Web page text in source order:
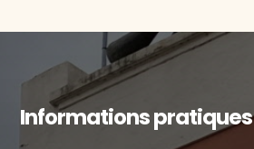
Informations pratiques